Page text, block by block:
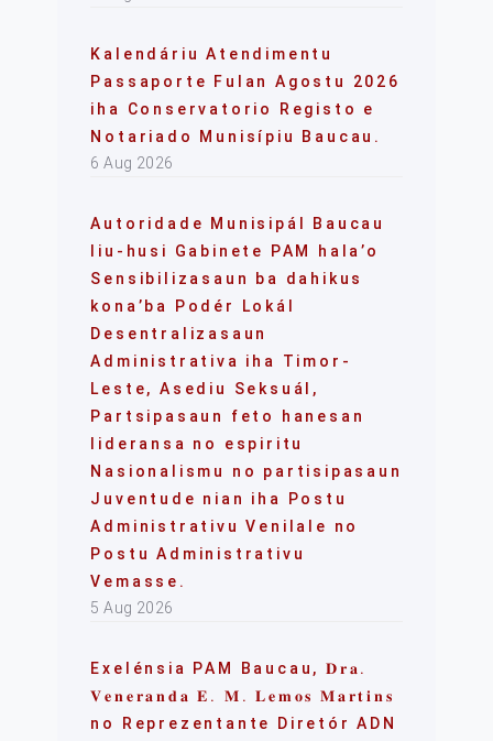
Kalendáriu Atendimentu
Passaporte Fulan Agostu 2026
iha Conservatorio Registo e
Notariado Munisípiu Baucau.
6 Aug 2026
Autoridade Munisipál Baucau
liu-husi Gabinete PAM hala’o
Sensibilizasaun ba dahikus
kona’ba Podér Lokál
Desentralizasaun
Administrativa iha Timor-
Leste, Asediu Seksuál,
Partsipasaun feto hanesan
lideransa no espiritu
Nasionalismu no partisipasaun
Juventude nian iha Postu
Administrativu Venilale no
Postu Administrativu
Vemasse.
5 Aug 2026
Exelénsia PAM Baucau, 𝐃𝐫𝐚.
𝐕𝐞𝐧𝐞𝐫𝐚𝐧𝐝𝐚 𝐄. 𝐌. 𝐋𝐞𝐦𝐨𝐬 𝐌𝐚𝐫𝐭𝐢𝐧𝐬
no Reprezentante Diretór ADN